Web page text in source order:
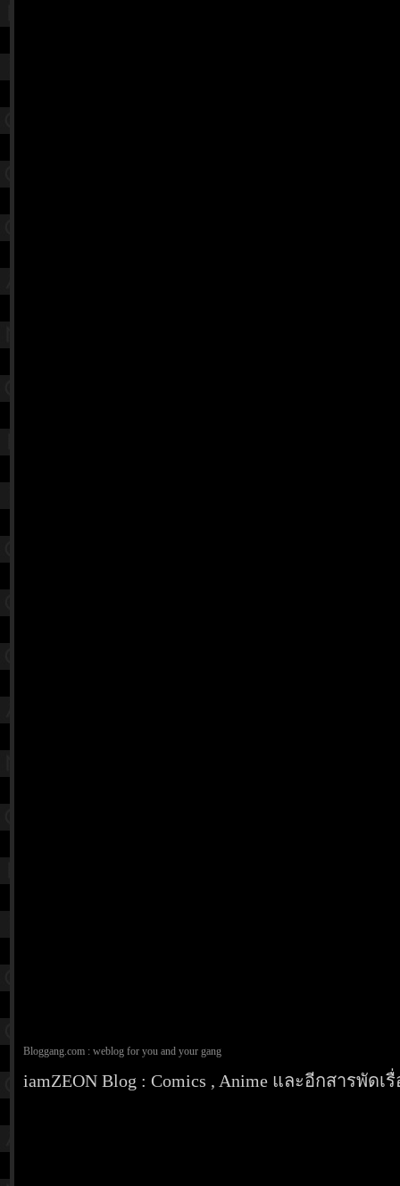
Bloggang.com : weblog for you and your gang
iamZEON Blog : Comics , Anime และอีกสารพัดเรื่